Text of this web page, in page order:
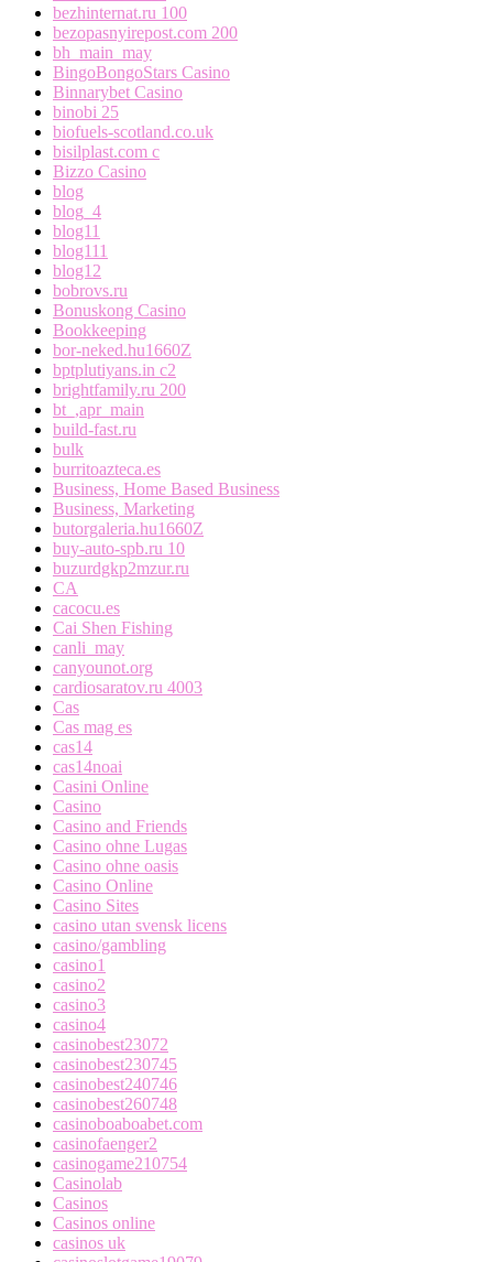
bezhinternat.ru 100
bezopasnyirepost.com 200
bh_main_may
BingoBongoStars Casino
Binnarybet Casino
binobi 25
biofuels-scotland.co.uk
bisilplast.com c
Bizzo Casino
blog
blog_4
blog11
blog111
blog12
bobrovs.ru
Bonuskong Casino
Bookkeeping
bor-neked.hu1660Z
bptplutiyans.in c2
brightfamily.ru 200
bt_,apr_main
build-fast.ru
bulk
burritoazteca.es
Business, Home Based Business
Business, Marketing
butorgaleria.hu1660Z
buy-auto-spb.ru 10
buzurdgkp2mzur.ru
CA
cacocu.es
Cai Shen Fishing
canli_may
canyounot.org
cardiosaratov.ru 4003
Cas
Cas mag es
cas14
cas14noai
Casini Online
Casino
Casino and Friends
Casino ohne Lugas
Casino ohne oasis
Casino Online
Casino Sites
casino utan svensk licens
casino/gambling
casino1
casino2
casino3
casino4
casinobest23072
casinobest230745
casinobest240746
casinobest260748
casinoboaboabet.com
casinofaenger2
casinogame210754
Casinolab
Casinos
Casinos online
casinos uk